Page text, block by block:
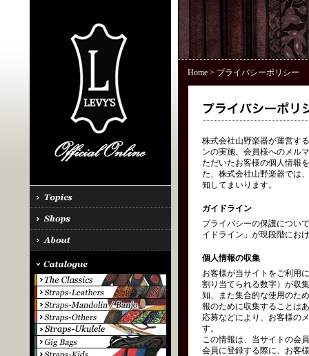
Home> プライバシーポリシー
株式会社山野楽器が運営す
ンの実施、会員様へのメル
ただいたお客様の個人情報
た、株式会社山野楽器では
知してまいります。
ガイドライン
プライバシーの保護につい
イドライン」が現段階にお
個人情報の収集
お客様が当サイトをご利用
割り当てられる数字）が収
知、また集合的な使用のた
報のために収集することは
応募などにより、お客様の
す。
この情報は、当サイトの会
会員に登録する際に、お客